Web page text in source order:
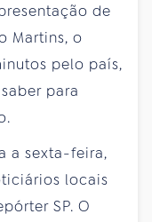
de
Martins, o
pelo país,
para
a sexta-feira,
locais
SP. O